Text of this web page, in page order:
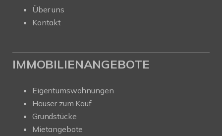
Über uns
Kontakt
IMMOBILIENANGEBOTE
Eigentumswohnungen
Häuser zum Kauf
Grundstücke
Mietangebote